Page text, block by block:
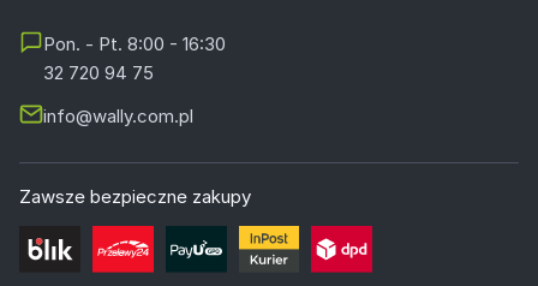
Pon. - Pt. 8:00 - 16:30
32 720 94 75
info@wally.com.pl
Zawsze bezpieczne zakupy